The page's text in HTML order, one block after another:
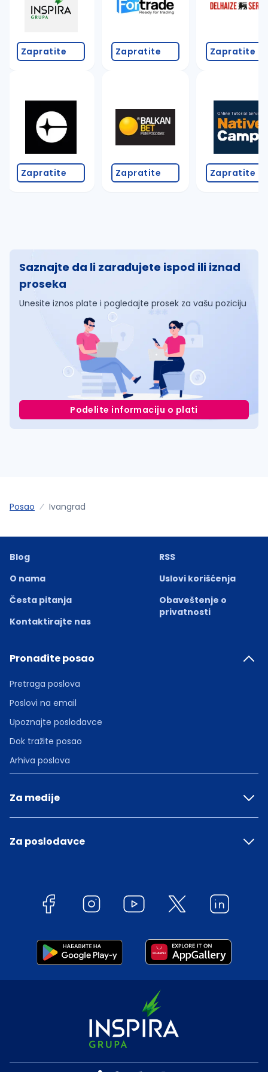
Zapratite
Zapratite
Zapratite
Zapratite
Zapratite
Zapratite
Saznajte da li zarađujete ispod ili iznad
proseka
Unesite iznos plate i pogledajte prosek za vašu poziciju
Podelite informaciju o plati
Posao Ivangrad
Blog
O nama
Česta pitanja
Kontaktirajte nas
RSS
Uslovi korišćenja
Obaveštenje o
privatnosti
Pronađite posao
Pretraga poslova
Poslovi na email
Upoznajte poslodavce
Dok tražite posao
Arhiva poslova
Za medije
Za poslodavce